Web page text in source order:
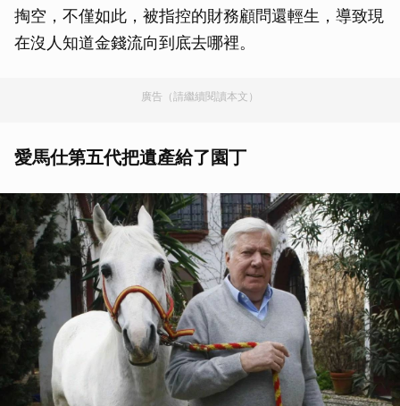
掏空，不僅如此，被指控的財務顧問還輕生，導致現
在沒人知道金錢流向到底去哪裡。
廣告（請繼續閱讀本文）
愛馬仕第五代把遺產給了園丁